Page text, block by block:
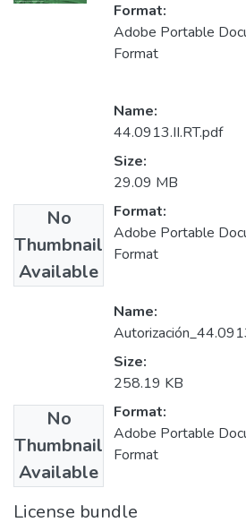
Format:
Adobe Portable
Format
No
Thumbnail
Available
Name:
44.0913.II.RT.pdf
Size:
29.09 MB
Format:
Adobe Portable
Format
No
Thumbnail
Available
Name:
Size:
258.19 KB
Format:
Adobe Portable
Format
License bundle